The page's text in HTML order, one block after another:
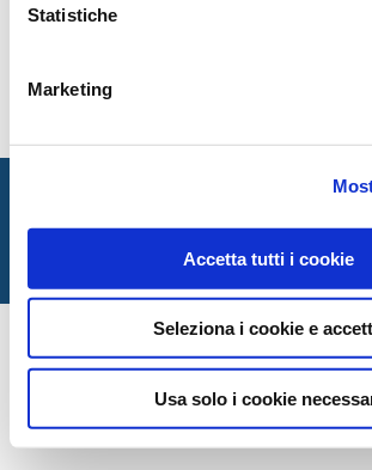
Statistiche
Marketing
Accetta tutti i cookie
Seleziona i cookie e
Usa solo i cookie
Italian Society for Law and
Via Matteotti, 1 — Urbino